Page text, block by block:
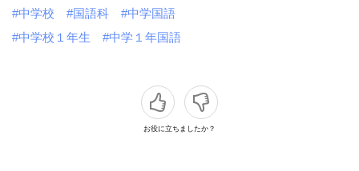
#中学校 #国語科
#中学国語
#中学校１年生
#中学１年国語
お役に立ちましたか？